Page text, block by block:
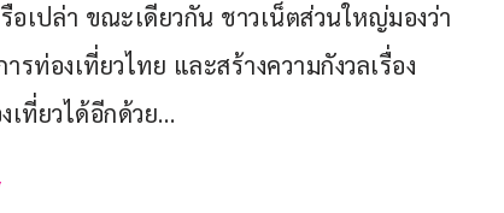
เปล่า ขณะเดียวกัน ชาวเน็ตส่วนใหญ่มองว่า
ท่องเที่ยวไทย และสร้างความกังวลเรื่อง
เที่ยวได้อีกด้วย…